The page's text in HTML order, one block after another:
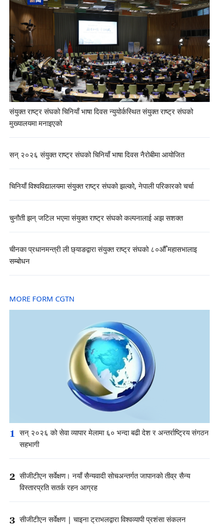
संयुक्त राष्ट्र संघको चिनियाँ भाषा दिवस न्युयोर्कस्थित संयुक्त राष्ट्र संघको
मुख्यालयमा मनाइएको
सन् २०२६ संयुक्त राष्ट्र संघको चिनियाँ भाषा दिवस नैरोबीमा आयोजित
चिनियाँ विश्वविद्यालयमा संयुक्त राष्ट्र संघको झल्को, नेपाली परिकारको चर्चा
चुनौती झन् जटिल भएमा संयुक्त राष्ट्र संघको कल्पनालाई अझ सशक्त
चीनका प्रधानमन्त्री ली छ्याङद्वारा संयुक्त राष्ट्र संघको ८०औँ महासभालाइ
सम्बोधन
MORE FORM CGTN
1 सन् २०२६ को सेवा व्यापार मेलामा ६० भन्दा बढी देश र अन्तर्राष्ट्रिय संगठन
सहभागी
2 सीजीटीएन सर्वेक्षण। नयाँ सैन्यवादी सोचअन्तर्गत जापानको तीव्र सैन्य
विस्तारप्रति सतर्क रहन आग्रह
3 सीजीटीएन सर्वेक्षण | चाइना ट्राभलद्वारा विश्वव्यापी प्रशंसा संकलन